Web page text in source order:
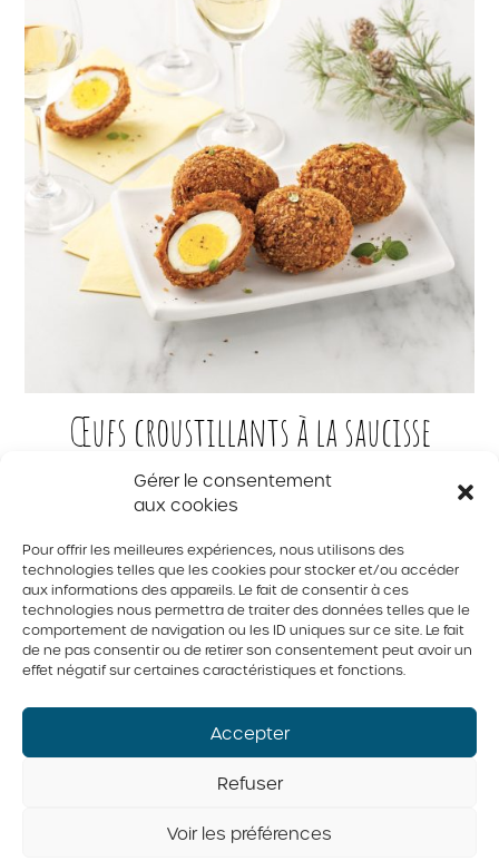
Gérer le consentement
aux cookies
Pour offrir les meilleures expériences, nous utilisons des
technologies telles que les cookies pour stocker et/ou accéder
aux informations des appareils. Le fait de consentir à ces
technologies nous permettra de traiter des données telles que le
comportement de navigation ou les ID uniques sur ce site. Le fait
de ne pas consentir ou de retirer son consentement peut avoir un
effet négatif sur certaines caractéristiques et fonctions.
Accepter
Refuser
Voir les préférences
Œufs croustillants à la saucisse
1 2 3 4 5 6
© 2026 Tous droits réservés. Fédération des producteurs d’oeufs
du Québec
Politique de confidentialité